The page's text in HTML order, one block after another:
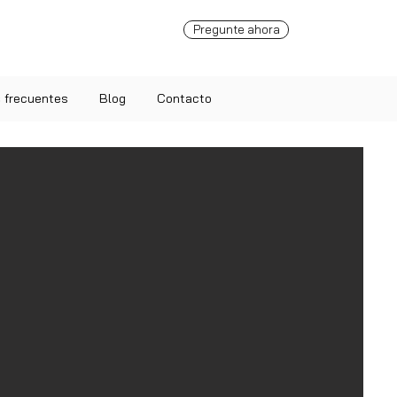
Pregunte ahora
frecuentes Blog Contacto